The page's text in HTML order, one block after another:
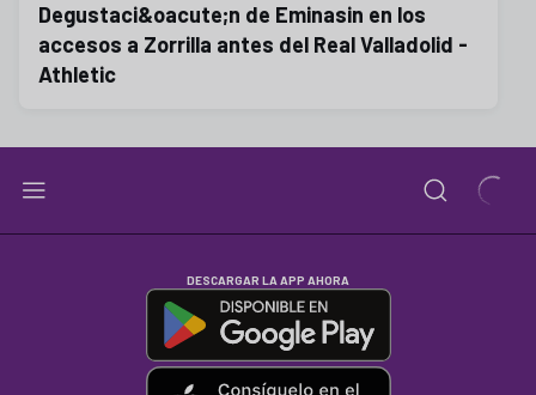
Degustaci&oacute;n de Eminasin en los
accesos a Zorrilla antes del Real Valladolid -
Athletic
DESCARGAR LA APP AHORA